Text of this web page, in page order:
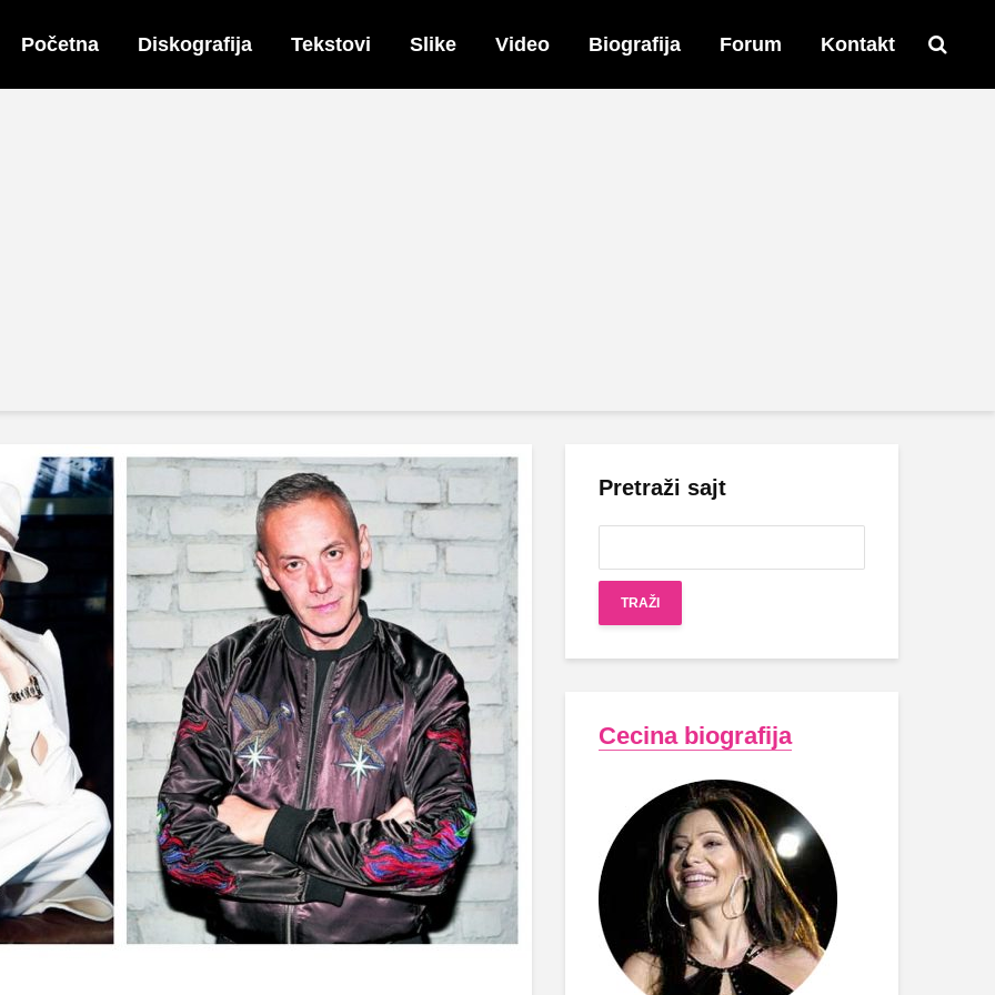
Početna Diskografija Tekstovi Slike Video Biografija Forum Kontakt
Pretraži sajt
Cecina biografija